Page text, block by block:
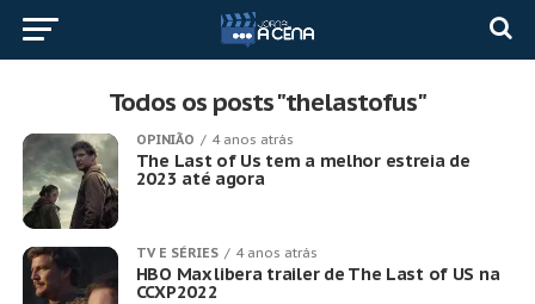
Todos os posts "thelastofus"
OPINIÃO 4 anos atrás
The Last of Us tem a melhor estreia de
2023 até agora
TV E SÉRIES 4 anos atrás
HBO Max libera trailer de The Last of US na
CCXP2022